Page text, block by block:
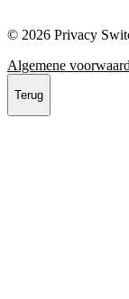
© 2026 Privacy
Algemene
Terug